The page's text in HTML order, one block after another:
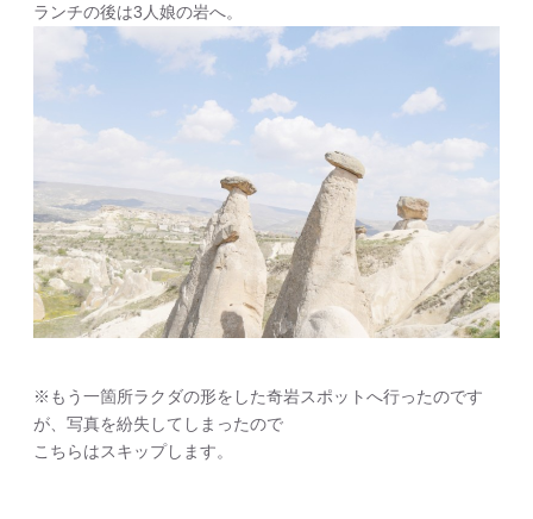
ランチの後は3人娘の岩へ。
※もう一箇所ラクダの形をした奇岩スポットへ行ったのです
が、写真を紛失してしまったので
こちらはスキップします。